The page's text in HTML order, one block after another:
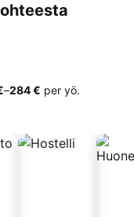
–‎284 € per yö.